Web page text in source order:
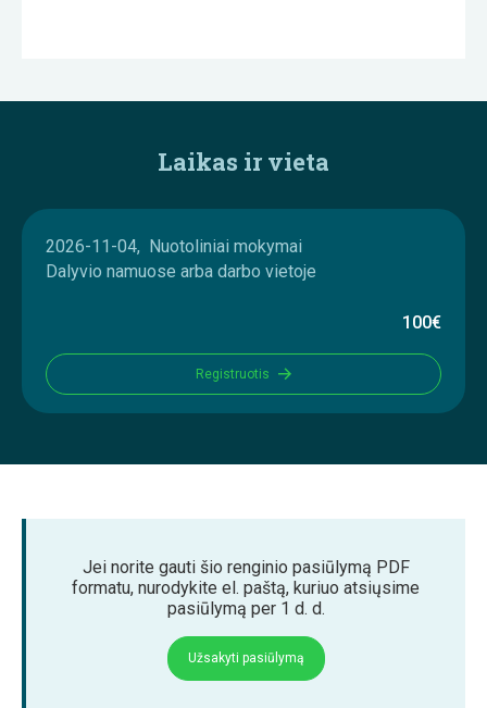
Laikas ir vieta
2026-11-04, Nuotoliniai mokymai
Dalyvio namuose arba darbo vietoje
100€
Registruotis
Jei norite gauti šio renginio pasiūlymą PDF
formatu, nurodykite el. paštą, kuriuo atsiųsime
pasiūlymą per 1 d. d.
Užsakyti pasiūlymą